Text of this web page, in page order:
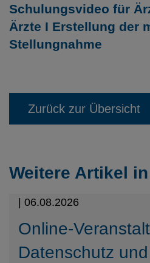
Schulungsvideo für
Ärzte I Erstellung der
Stellungnahme
Zurück zur Übersicht
Weitere Artikel
Online-
Datenschutz
| 06.08.2026